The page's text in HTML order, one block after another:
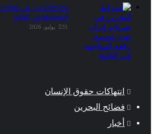
انخراط البحرين في
المواجهة في الخليج
31 يوليو، 2026
انتهاكات حقوق الإنسان
فضائح البحرين
أخبار